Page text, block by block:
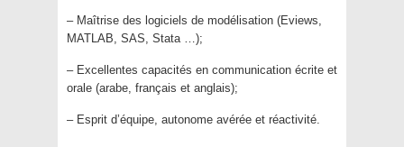
– Maîtrise des logiciels de modélisation (Eviews,
MATLAB, SAS, Stata …);
– Excellentes capacités en communication écrite et
orale (arabe, français et anglais);
– Esprit d’équipe, autonome avérée et réactivité.